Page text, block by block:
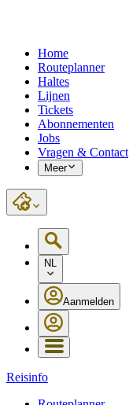
Home
Routeplanner
Haltes
Lijnen
Tickets
Abonnementen
Jobs
Vragen & Contact
Meer
NL
Aanmelden
Reisinfo